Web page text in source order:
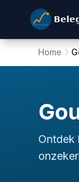
Home
Ontdek